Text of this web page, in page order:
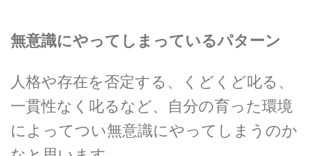
無意識にやってしまっているパターン
人格や存在を否定する、くどくど叱る、
一貫性なく叱るなど、自分の育った環境
によってつい無意識にやってしまうのか